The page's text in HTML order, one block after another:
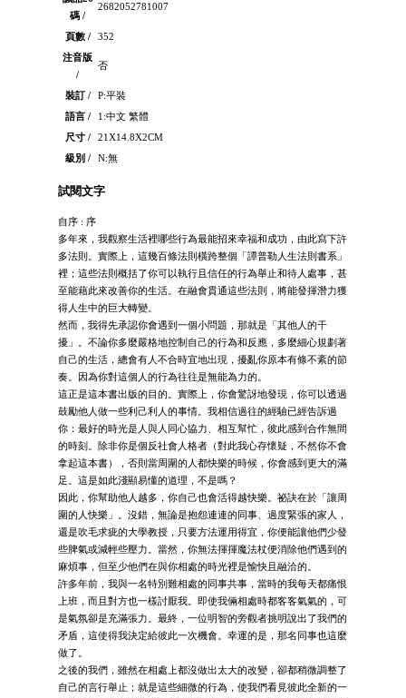
碼 /
2682052781007
頁數 /
352
注音版
/
否
裝訂 /
P:平裝
語言 /
1:中文 繁體
尺寸 /
21X14.8X2CM
級別 /
N:無
試閱文字
自序 : 序
多年來，我觀察生活裡哪些行為最能招來幸福和成功，由此寫下許
多法則。實際上，這幾百條法則橫跨整個「譚普勒人生法則書系」
裡；這些法則概括了你可以執行且信任的行為舉止和待人處事，甚
至能藉此來改善你的生活。在融會貫通這些法則，將能發揮潛力獲
得人生中的巨大轉變。
然而，我得先承認你會遇到一個小問題，那就是「其他人的干
擾」。不論你多麼嚴格地控制自己的行為和反應，多麼細心規劃著
自己的生活，總會有人不合時宜地出現，擾亂你原本有條不紊的節
奏。因為你對這個人的行為往往是無能為力的。
這正是這本書出版的目的。實際上，你會驚訝地發現，你可以透過
鼓勵他人做一些利己利人的事情。我相信過往的經驗已經告訴過
你：最好的時光是人與人同心協力、相互幫忙，彼此感到合作無間
的時刻。除非你是個反社會人格者（對此我心存懷疑，不然你不會
拿起這本書），否則當周圍的人都快樂的時候，你會感到更大的滿
足。這是如此淺顯易懂的道理，不是嗎？
因此，你幫助他人越多，你自己也會活得越快樂。祕訣在於「讓周
圍的人快樂」。沒錯，無論是抱怨連連的同事、過度緊張的家人，
還是吹毛求疵的大學教授，只要方法運用得宜，你便能讓他們少發
些脾氣或減輕些壓力。當然，你無法揮揮魔法杖便消除他們遇到的
麻煩事，但至少他們在與你相處的時光裡是愉快且融洽的。
許多年前，我與一名特別難相處的同事共事，當時的我每天都痛恨
上班，而且對方也一樣討厭我。即使我倆相處時都客客氣氣的，可
是氣氛卻是充滿張力。最終，一位明智的旁觀者挑明說出了我們的
矛盾，這使得我決定給彼此一次機會。幸運的是，那名同事也這麼
做了。
之後的我們，雖然在相處上都沒做出太大的改變，卻都稍微調整了
自己的言行舉止；就是這些細微的行為，使我們看見彼此全新的一